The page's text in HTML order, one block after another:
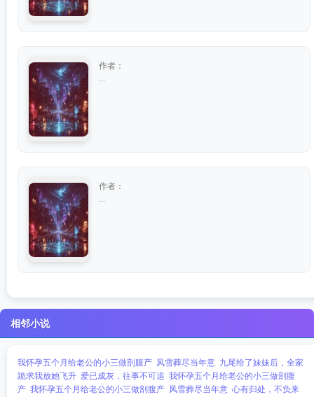
作者：
作者：
相邻小说
我怀孕五个月给老公的小三做剖腹产 风雪葬尽当年意 九尾给了妹妹后，全家
跪求我放她飞升 爱已成灰，往事不可追 我怀孕五个月给老公的小三做剖腹
产 我怀孕五个月给老公的小三做剖腹产 风雪葬尽当年意 心有归处，不负来